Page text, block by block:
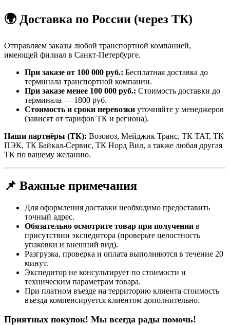
🌍 Доставка по России (через ТК)
Отправляем заказы любой транспортной компанией,
имеющей филиал в Санкт-Петербурге.
При заказе от 100 000 руб.: Бесплатная доставка до
терминала транспортной компании.
При заказе менее 100 000 руб.: Стоимость доставки до
терминала — 1800 руб.
Стоимость и сроки перевозки уточняйте у менеджеров
(зависят от тарифов ТК и региона).
Наши партнёры (ТК): Возовоз, Мейджик Транс, ТК ТАТ, ТК
ПЭК, ТК Байкал-Сервис, ТК Норд Вил, а также любая другая
ТК по вашему желанию.
📌 Важные примечания
Для оформления доставки необходимо предоставить
точный адрес.
Обязательно осмотрите товар при получении в
присутствии экспедитора (проверьте целостность
упаковки и внешний вид).
Разгрузка, проверка и оплата выполняются в течение 20
минут.
Экспедитор не консультирует по стоимости и
техническим параметрам товара.
При платном въезде на территорию клиента стоимость
въезда компенсируется клиентом дополнительно.
Приятных покупок! Мы всегда рады помочь!